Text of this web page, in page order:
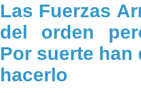
Las Fuerzas
del orden
Por suerte
hacerlo